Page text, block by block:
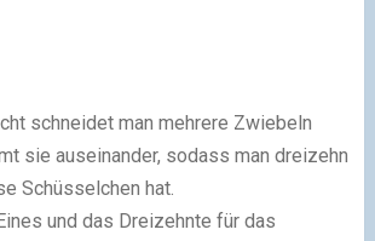
schneidet man mehrere Zwiebeln
sie auseinander, sodass man dreizehn
Schüsselchen hat.
und das Dreizehnte für das